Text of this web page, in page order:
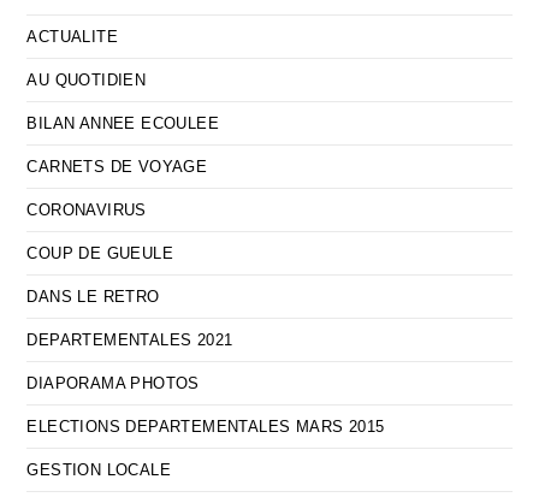
ACTUALITE
AU QUOTIDIEN
BILAN ANNEE ECOULEE
CARNETS DE VOYAGE
CORONAVIRUS
COUP DE GUEULE
DANS LE RETRO
DEPARTEMENTALES 2021
DIAPORAMA PHOTOS
ELECTIONS DEPARTEMENTALES MARS 2015
GESTION LOCALE